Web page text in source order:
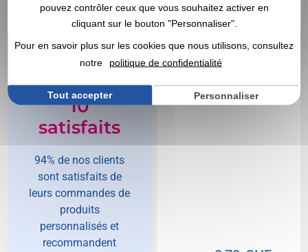
Plus de 9
clients sur
10
satisfaits
94% de nos clients
sont satisfaits de
leurs commandes de
produits
personnalisés et
recommandent
pouvez contrôler ceux que vous souhaitez activer en
cliquant sur le bouton "Personnaliser".
Pour en savoir plus sur les cookies que nous utilisons, consultez
notre
politique de confidentialité
Tout accepter Personnaliser